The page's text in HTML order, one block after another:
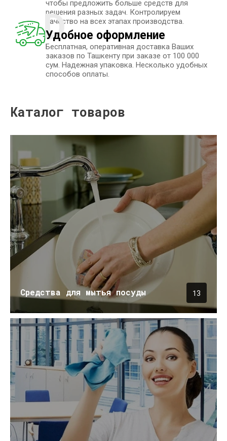
чтобы предложить больше средств для
решения разных задач. Контролируем
качество на всех этапах производства.
D
Удобное оформление
Бесплатная, оперативная доставка Ваших
заказов по Ташкенту при заказе от 100 000
сум. Надежная упаковка. Несколько удобных
способов оплаты.
Каталог товаров
Средства для мытья посуды 13